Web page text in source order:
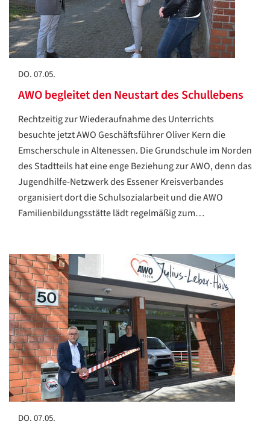
DO. 07.05.
AWO begleitet den Neustart des Schullebens
Rechtzeitig zur Wiederaufnahme des Unterrichts
besuchte jetzt AWO Geschäftsführer Oliver Kern die
Emscherschule in Altenessen. Die Grundschule im Norden
des Stadtteils hat eine enge Beziehung zur AWO, denn das
Jugendhilfe-Netzwerk des Essener Kreisverbandes
organisiert dort die Schulsozialarbeit und die AWO
Familienbildungsstätte lädt regelmäßig zum…
DO. 07.05.